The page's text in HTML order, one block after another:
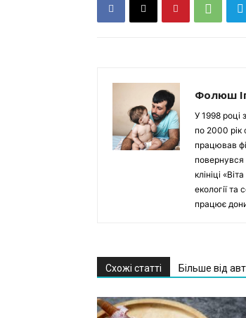
Фолюш
У 1998 році
по 2000
працював
повернувся
клініці
екології
працює
Схожі статті Більше від